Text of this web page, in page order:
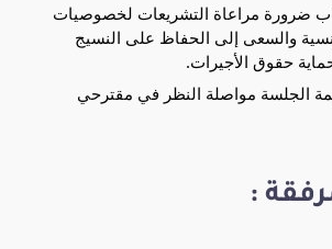
ضرورة مراعاة التشريعات لخصوصيات
والسعى إلى الحفاظ على النسيج
حقوق الأجيرات.
الجلسة مواصلة النظر في مقترحي
: